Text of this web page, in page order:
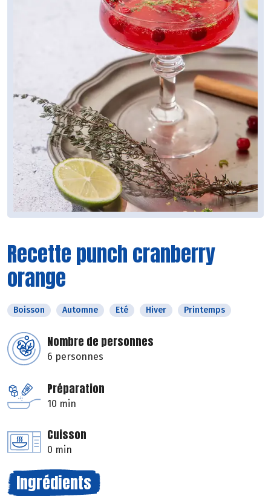
Recette punch cranberry
orange
Boisson Automne Eté Hiver Printemps
Nombre de personnes
6 personnes
Préparation
10 min
Cuisson
0 min
Ingrédients